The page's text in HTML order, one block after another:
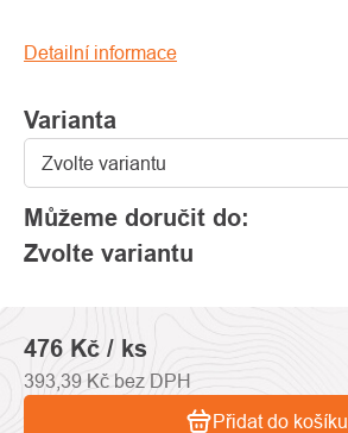
z
Varianta
Můžeme doručit do:
Zvolte variantu
Detailní informace
476 Kč / ks
393,39 Kč bez DPH
Přidat do košíku